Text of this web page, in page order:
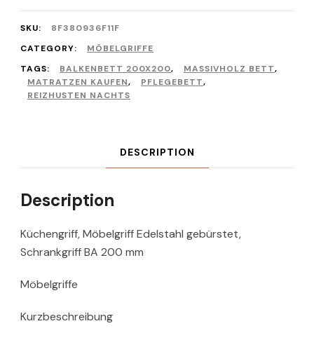
SKU:
8F380936F11F
CATEGORY:
MÖBELGRIFFE
TAGS:
BALKENBETT 200X200, MASSIVHOLZ BETT,
MATRATZEN KAUFEN, PFLEGEBETT,
REIZHUSTEN NACHTS
DESCRIPTION
Description
Küchengriff, Möbelgriff Edelstahl gebürstet,
Schrankgriff BA 200 mm
Möbelgriffe
Kurzbeschreibung